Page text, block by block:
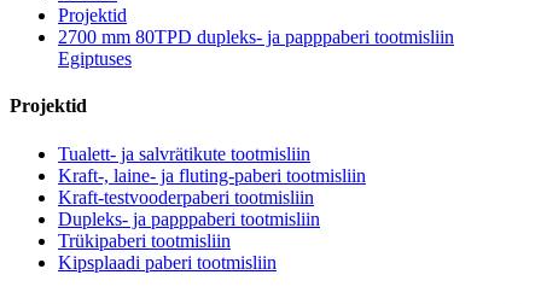
Projektid
2700 mm 80TPD dupleks- ja papppaberi tootmisliin
Egiptuses
Projektid
Tualett- ja salvrätikute tootmisliin
Kraft-, laine- ja fluting-paberi tootmisliin
Kraft-testvooderpaberi tootmisliin
Dupleks- ja papppaberi tootmisliin
Trükipaberi tootmisliin
Kipsplaadi paberi tootmisliin